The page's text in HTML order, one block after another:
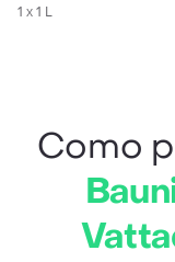
1 x 1 L
Como